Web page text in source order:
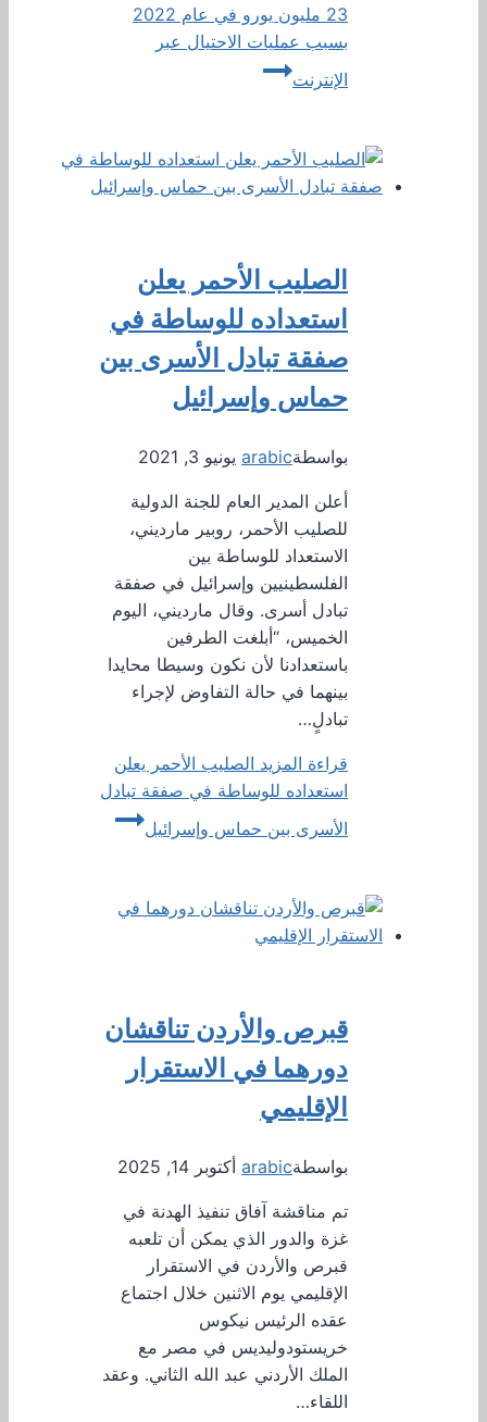
23 مليون يورو في عام 2022
بسبب عمليات الاحتيال عبر
الإنترنت
الصليب الأحمر يعلن
استعداده للوساطة في
صفقة تبادل الأسرى بين
حماس وإسرائيل
بواسطةarabic يونيو 3, 2021
أعلن المدير العام للجنة الدولية
للصليب الأحمر، روبير مارديني،
الاستعداد للوساطة بين
الفلسطينيين وإسرائيل في صفقة
تبادل أسرى. وقال مارديني، اليوم
الخميس، “أبلغت الطرفين
باستعدادنا لأن نكون وسيطا محايدا
بينهما في حالة التفاوض لإجراء
تبادلٍ…
قراءة المزيد الصليب الأحمر يعلن
استعداده للوساطة في صفقة تبادل
الأسرى بين حماس وإسرائيل
قبرص والأردن تناقشان
دورهما في الاستقرار
الإقليمي
بواسطةarabic أكتوبر 14, 2025
تم مناقشة آفاق تنفيذ الهدنة في
غزة والدور الذي يمكن أن تلعبه
قبرص والأردن في الاستقرار
الإقليمي يوم الاثنين خلال اجتماع
عقده الرئيس نيكوس
خريستودوليديس في مصر مع
الملك الأردني عبد الله الثاني. وعقد
اللقاء…